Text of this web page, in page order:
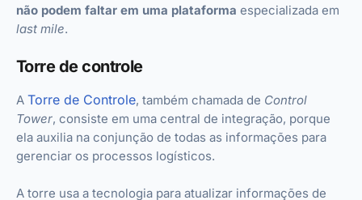
não podem faltar em uma plataforma especializada em
last mile.
Torre de controle
A Torre de Controle, também chamada de Control
Tower, consiste em uma central de integração, porque
ela auxilia na conjunção de todas as informações para
gerenciar os processos logísticos.
A torre usa a tecnologia para atualizar informações de